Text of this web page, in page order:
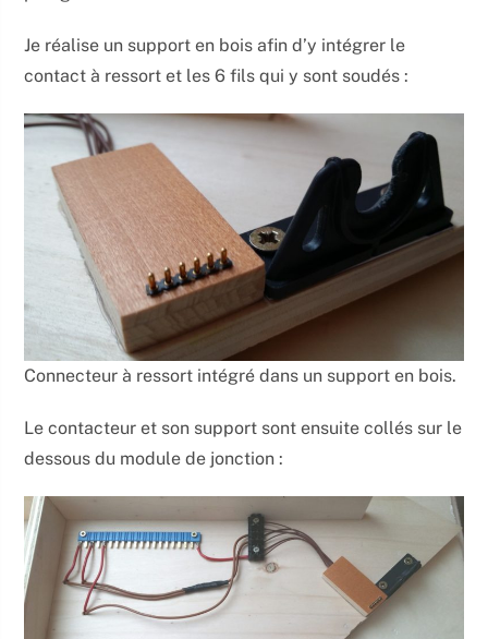
Je réalise un support en bois afin d’y intégrer le
contact à ressort et les 6 fils qui y sont soudés :
Connecteur à ressort intégré dans un support en bois.
Le contacteur et son support sont ensuite collés sur le
dessous du module de jonction :